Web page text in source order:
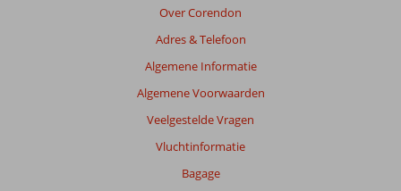
Over Corendon
Adres & Telefoon
Algemene Informatie
Algemene Voorwaarden
Veelgestelde Vragen
Vluchtinformatie
Bagage